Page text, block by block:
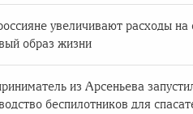
увеличивают расходы на
образ жизни
из Арсеньева
беспилотников для